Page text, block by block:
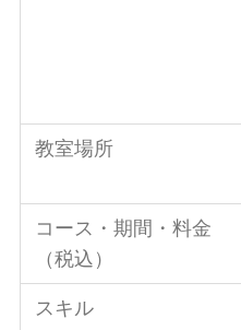
教室場所
コース・期間・料金
（税込）
スキル